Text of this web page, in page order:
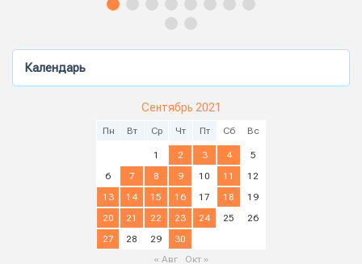
Календарь
Сентябрь 2021
Пн Вт Ср Чт Пт Сб Вс
1 2 3 4
5
6
7 8 9 10 11
12
13
14 15 16 17 18
19
20
21 22 23 24 25
26
27
28 29
30
« Авг
Окт »